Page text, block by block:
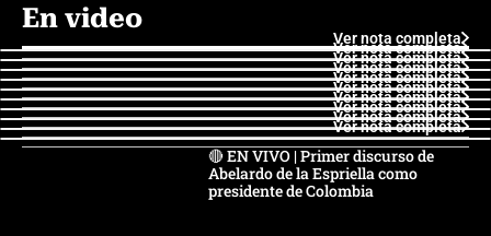
En video
Ver nota completa
Ver nota completa
Ver nota completa
Ver nota completa
Ver nota completa
Ver nota completa
Ver nota completa
Ver nota completa
Ver nota completa
Ver nota completa
🔴 EN VIVO | Primer discurso de
Abelardo de la Espriella como
presidente de Colombia